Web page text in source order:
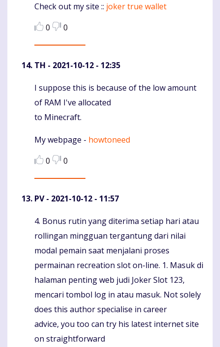
Check out my site :: joker true wallet
0
0
TH - 2021-10-12 - 12:35
Komentaras
I suppose this is because of the low amount
of RAM I've allocated
to Minecraft.
My webpage - howtoneed
0
0
PV- 2021-10-12 - 11:57
Komentaras
4. Bonus rutin yang diterima setiap hari atau
rollingan mingguan tergantung dari nilai
modal pemain saat menjalani proses
permainan recreation slot on-line. 1. Masuk di
halaman penting web judi Joker Slot 123,
mencari tombol log in atau masuk. Not solely
does this author specialise in career
advice, you too can try his latest internet site
on straightforward